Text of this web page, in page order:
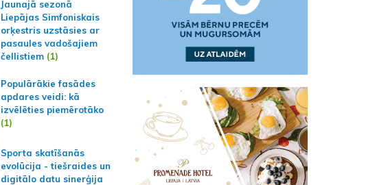
Jaunajā sezonā
Liepājas Simfoniskais
orķestris uzstāsies ar
pasaules vadošajiem
čellistiem (1)
Populārākie fasādes
apdares veidi: kā
izvēlēties piemērotāko
(1)
Sporta skatīšanās
evolūcija - tiešraides un
digitālo datu sinerģija